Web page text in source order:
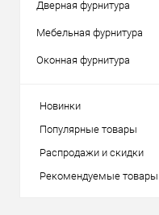
Дверная фурнитура
Мебельная фурнитура
Оконная фурнитура
Новинки
Популярные товары
Распродажи и скидки
Рекомендуемые товары